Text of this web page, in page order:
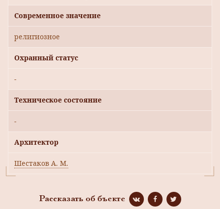
Современное значение
религиозное
Охранный статус
-
Техническое состояние
-
Архитектор
Шестаков А. М.
Рассказать об бъекте